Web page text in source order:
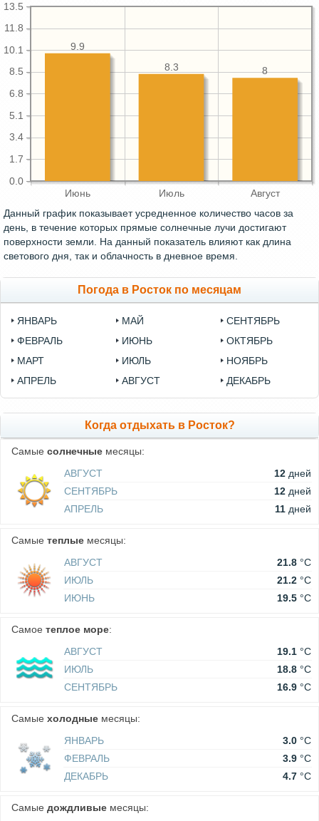
Июнь Июль Август
0.0
1.7
3.4
5.1
6.8
8.5
10.1
11.8
13.5
8
8.3
9.9
Данный график показывает усредненное количество часов за
день, в течение которых прямые солнечные лучи достигают
поверхности земли. На данный показатель влияют как длина
светового дня, так и облачность в дневное время.
Погода в Росток по месяцам
ЯНВАРЬ
ФЕВРАЛЬ
МАРТ
АПРЕЛЬ
МАЙ
ИЮНЬ
ИЮЛЬ
АВГУСТ
СЕНТЯБРЬ
ОКТЯБРЬ
НОЯБРЬ
ДЕКАБРЬ
Когда отдыхать в Росток?
Самые солнечные месяцы:
АВГУСТ
12 дней
СЕНТЯБРЬ
12 дней
АПРЕЛЬ
11 дней
Самые теплые месяцы:
АВГУСТ
21.8 °C
ИЮЛЬ
21.2 °C
ИЮНЬ
19.5 °C
Самое теплое море:
АВГУСТ
19.1 °C
ИЮЛЬ
18.8 °C
СЕНТЯБРЬ
16.9 °C
Самые холодные месяцы:
ЯНВАРЬ
3.0 °C
ФЕВРАЛЬ
3.9 °C
ДЕКАБРЬ
4.7 °C
Самые дождливые месяцы: